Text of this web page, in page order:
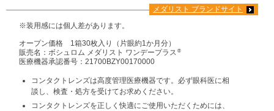
メダリスト ブランドサイト
※装用感には個人差があります。
オープン価格 1箱30枚入り（片眼約1か月分）
販売名：ボシュロム メダリスト ワンデープラス ®
医療機器承認番号：21700BZY00170000
コンタクトレンズは高度管理医療機器です。必ず眼科医に相
談し、検査・処方を受けてお求めください。
コンタクトレンズを正しく快適にご使用いただくためには、